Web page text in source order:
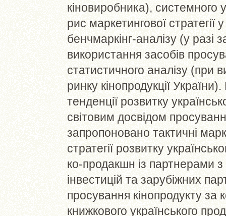
кіновиробника), системного
рис маркетингової стратегії
бенчмаркінг-аналізу (у разі
використання засобів
статистичного аналізу (при
ринку кінопродукції
тенденції розвитку
світовим досвідом
запропоновано тактичні
стратегії розвитку
ко-продакшн із партнерами
інвестицій та зарубіжних
просування кінопродукту за
книжкового українського